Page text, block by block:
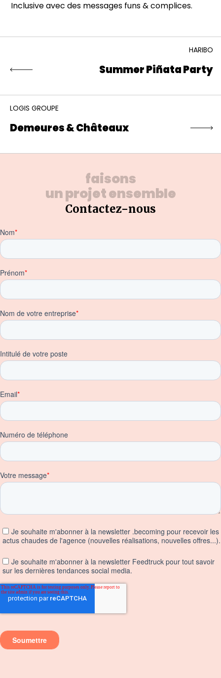
Inclusive avec des messages funs & complices.
HARIBO
Summer Piñata Party
LOGIS GROUPE
Demeures & Châteaux
faisons
un projet ensemble
Contactez-nous